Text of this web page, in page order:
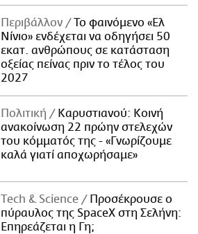
Περιβάλλον
Το φαινόμενο «Ελ
Νίνιο» ενδέχεται να οδηγήσει 50
εκατ. ανθρώπους σε κατάσταση
οξείας πείνας πριν το τέλος του
2027
Πολιτική
Καρυστιανού: Κοινή
ανακοίνωση 22 πρώην στελεχών
του κόμματός της - «Γνωρίζουμε
καλά γιατί αποχωρήσαμε»
Τech & Science
Προσέκρουσε ο
πύραυλος της SpaceX στη Σελήνη:
Επηρεάζεται η Γη;